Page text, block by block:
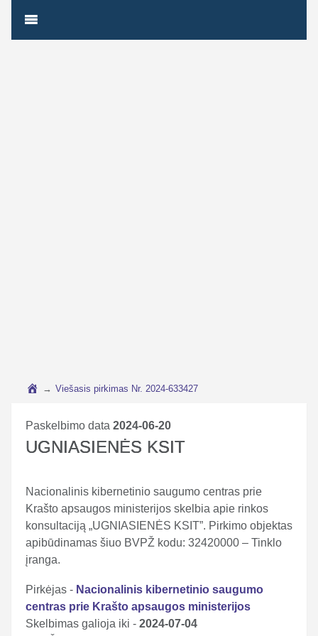
→ Viešasis pirkimas Nr. 2024-633427
Paskelbimo data 2024-06-20
UGNIASIENĖS KSIT
Nacionalinis kibernetinio saugumo centras prie
Krašto apsaugos ministerijos skelbia apie rinkos
konsultaciją „UGNIASIENĖS KSIT”. Pirkimo objektas
apibūdinamas šiuo BVPŽ kodu: 32420000 – Tinklo
įranga.
Pirkėjas - Nacionalinis kibernetinio saugumo
centras prie Krašto apsaugos ministerijos
Skelbimas galioja iki - 2024-07-04